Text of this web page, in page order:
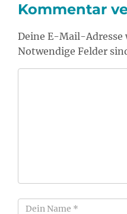
Kommentar
Deine E-Mail-
Notwendige Felder